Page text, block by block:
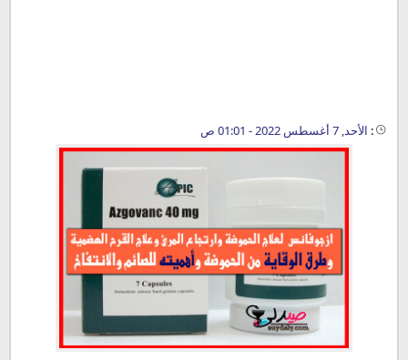
: الأحد, 7 أغسطس 2022 - 01:01 ص